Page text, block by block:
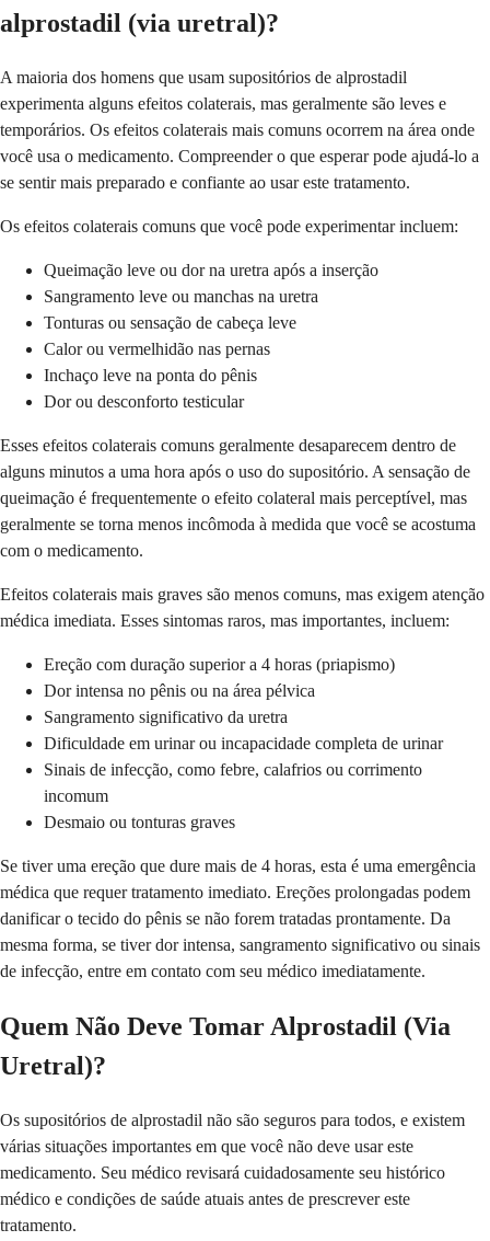
alprostadil (via uretral)?
A maioria dos homens que usam supositórios de alprostadil
experimenta alguns efeitos colaterais, mas geralmente são leves e
temporários. Os efeitos colaterais mais comuns ocorrem na área onde
você usa o medicamento. Compreender o que esperar pode ajudá-lo a
se sentir mais preparado e confiante ao usar este tratamento.
Os efeitos colaterais comuns que você pode experimentar incluem:
Queimação leve ou dor na uretra após a inserção
Sangramento leve ou manchas na uretra
Tonturas ou sensação de cabeça leve
Calor ou vermelhidão nas pernas
Inchaço leve na ponta do pênis
Dor ou desconforto testicular
Esses efeitos colaterais comuns geralmente desaparecem dentro de
alguns minutos a uma hora após o uso do supositório. A sensação de
queimação é frequentemente o efeito colateral mais perceptível, mas
geralmente se torna menos incômoda à medida que você se acostuma
com o medicamento.
Efeitos colaterais mais graves são menos comuns, mas exigem atenção
médica imediata. Esses sintomas raros, mas importantes, incluem:
Ereção com duração superior a 4 horas (priapismo)
Dor intensa no pênis ou na área pélvica
Sangramento significativo da uretra
Dificuldade em urinar ou incapacidade completa de urinar
Sinais de infecção, como febre, calafrios ou corrimento
incomum
Desmaio ou tonturas graves
Se tiver uma ereção que dure mais de 4 horas, esta é uma emergência
médica que requer tratamento imediato. Ereções prolongadas podem
danificar o tecido do pênis se não forem tratadas prontamente. Da
mesma forma, se tiver dor intensa, sangramento significativo ou sinais
de infecção, entre em contato com seu médico imediatamente.
Quem Não Deve Tomar Alprostadil (Via
Uretral)?
Os supositórios de alprostadil não são seguros para todos, e existem
várias situações importantes em que você não deve usar este
medicamento. Seu médico revisará cuidadosamente seu histórico
médico e condições de saúde atuais antes de prescrever este
tratamento.